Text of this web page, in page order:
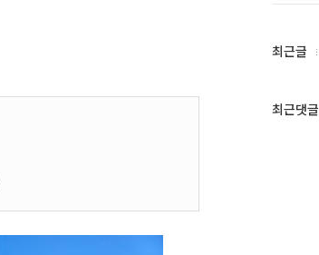
최
과
최근글
최근댓글